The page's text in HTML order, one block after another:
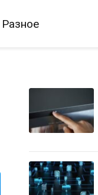
Разное